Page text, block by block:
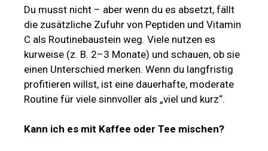
Du musst nicht – aber wenn du es absetzt, fällt
die zusätzliche Zufuhr von Peptiden und Vitamin
C als Routinebaustein weg. Viele nutzen es
kurweise (z. B. 2–3 Monate) und schauen, ob sie
einen Unterschied merken. Wenn du langfristig
profitieren willst, ist eine dauerhafte, moderate
Routine für viele sinnvoller als „viel und kurz“.
Kann ich es mit Kaffee oder Tee mischen?